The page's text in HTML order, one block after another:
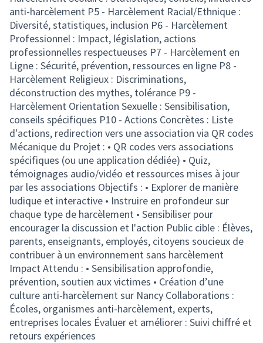
anti-harcèlement P5 - Harcèlement Racial/Ethnique :
Diversité, statistiques, inclusion P6 - Harcèlement
Professionnel : Impact, législation, actions
professionnelles respectueuses P7 - Harcèlement en
Ligne : Sécurité, prévention, ressources en ligne P8 -
Harcèlement Religieux : Discriminations,
déconstruction des mythes, tolérance P9 -
Harcèlement Orientation Sexuelle : Sensibilisation,
conseils spécifiques P10 - Actions Concrètes : Liste
d'actions, redirection vers une association via QR codes
Mécanique du Projet : • QR codes vers associations
spécifiques (ou une application dédiée) • Quiz,
témoignages audio/vidéo et ressources mises à jour
par les associations Objectifs : • Explorer de manière
ludique et interactive • Instruire en profondeur sur
chaque type de harcèlement • Sensibiliser pour
encourager la discussion et l'action Public cible : Élèves,
parents, enseignants, employés, citoyens soucieux de
contribuer à un environnement sans harcèlement
Impact Attendu : • Sensibilisation approfondie,
prévention, soutien aux victimes • Création d’une
culture anti-harcèlement sur Nancy Collaborations :
Écoles, organismes anti-harcèlement, experts,
entreprises locales Évaluer et améliorer : Suivi chiffré et
retours expériences